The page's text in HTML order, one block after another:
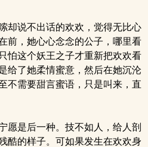
却说不出话的欢欢，觉得无比心
前，她心心念念的公子，哪里看
怕这个妖王之子才重新把欢欢看
给了她柔情蜜意，然后在她沉沦
不需要甜言蜜语，只是叫来，直
是后一种。技不如人，给人剖
酷的样子。可如果发生在欢欢身